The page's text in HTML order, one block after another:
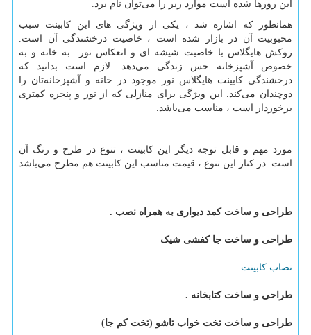
این روزها شده است موارد زیر را میتوان نام برد.
همانطور که اشاره شد ، یکی از ویژگی ‌های این کابینت سبب
محبوبیت آن در بازار شده است ، خاصیت درخشندگی آن است.
روکش هایگلاس با خاصیت شیشه ای و انعکاس نور به خانه و به
خصوص آشپزخانه حس زندگی می‌دهد. لازم است بدانید که
درخشندگی کابینت هایگلاس نور موجود در خانه و آشپزخانهتان را
دوچندان میکند. این ویژگی برای منازلی که از نور و پنجره کمتری
برخوردار است ، مناسب می‌باشد.
مورد مهم و قابل توجه دیگر این کابینت ، تنوع در طرح و رنگ آن
است. در کنار این تنوع ، قیمت مناسب این کابینت هم مطرح می‌باشد
طراحی و ساخت کمد دیواری به همراه نصب .
طراحی و ساخت جا کفشی شیک
نصاب کابینت
طراحی و ساخت کتابخانه .
طراحی و ساخت تخت خواب تاشو (تخت کم جا)